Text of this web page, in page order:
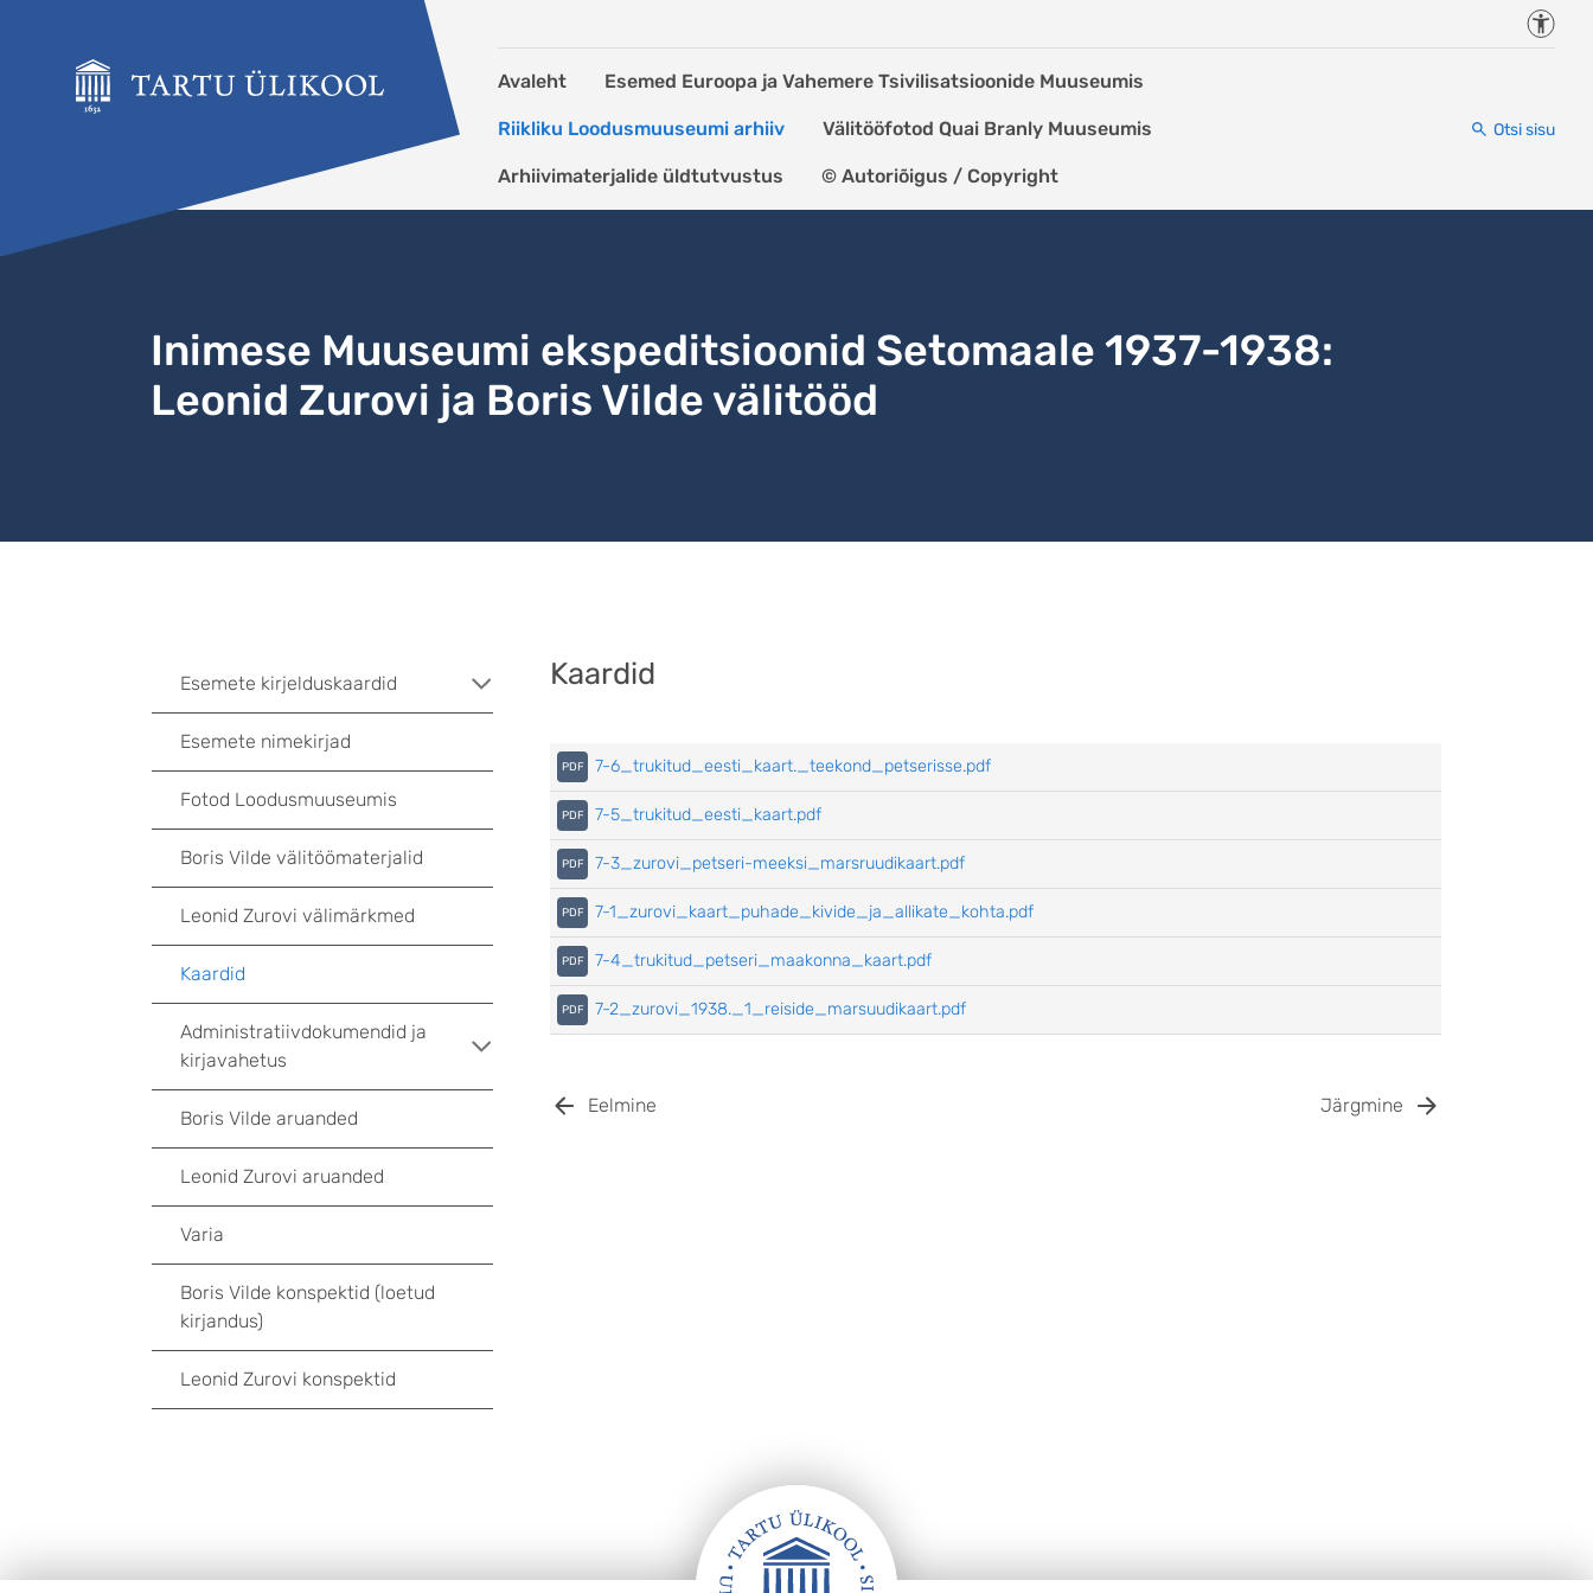
Avaleht Esemed Euroopa ja Vahemere Tsivilisatsioonide Muuseumis
Riikliku Loodusmuuseumi arhiiv Välitööfotod Quai Branly Muuseumis
Arhiivimaterjalide üldtutvustus © Autoriõigus / Copyright
Otsi sisu
Inimese Muuseumi ekspeditsioonid Setomaale 1937-1938:
Leonid Zurovi ja Boris Vilde välitööd
Kaardid
7-6_trukitud_eesti_kaart._teekond_petserisse.pdf
7-5_trukitud_eesti_kaart.pdf
7-3_zurovi_petseri-meeksi_marsruudikaart.pdf
7-1_zurovi_kaart_puhade_kivide_ja_allikate_kohta.pdf
7-4_trukitud_petseri_maakonna_kaart.pdf
7-2_zurovi_1938._1_reiside_marsuudikaart.pdf
Eelmine Järgmine
Esemete kirjelduskaardid
Esemete nimekirjad
Fotod Loodusmuuseumis
Boris Vilde välitöömaterjalid
Leonid Zurovi välimärkmed
Kaardid
Administratiivdokumendid ja
kirjavahetus
Boris Vilde aruanded
Leonid Zurovi aruanded
Varia
Boris Vilde konspektid (loetud
kirjandus)
Leonid Zurovi konspektid